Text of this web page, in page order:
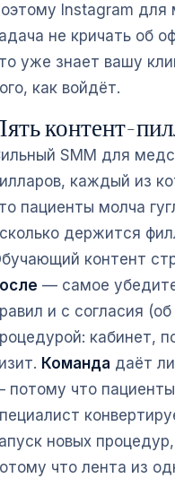
Instagram для
не кричать об
уже знает вашу
как войдёт.
контент-
SMM для
каждый из
пациенты молча
держится
контент
— самое
и с согласия
кабинет,
Команда даёт
потому что
новых
что лента из